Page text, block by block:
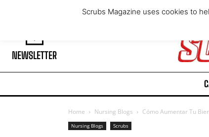
Saturday, August 8, 2026
NEWSLETTER
Home Nursing Blogs Cómo Aumentar Tu
Nursing Blogs Scrubs
Scrubs Magazine uses cookies to